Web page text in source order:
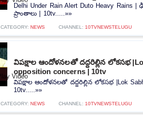
Delhi Under Rain Alert Duto Heavy
ప్రాంతాలు | 10tv.....»»
CATEGORY: NEWS CHANNEL: 10TVNEWSTELUGU
విపక్షాల ఆందోళనలతో దద్దరిల్లిన లోకసభ
opposition concerns | 10tv
విపక్షాల ఆందోళనలతో దద్దరిల్లిన లోకసభ |Lok
10tv.....»»
CATEGORY: NEWS CHANNEL: 10TVNEWSTELUGU